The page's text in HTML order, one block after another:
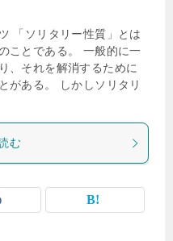
「ソリタリー性質」とは
ことである。 一般的に一
、それを解消するために
がある。 しかしソリタリ
む